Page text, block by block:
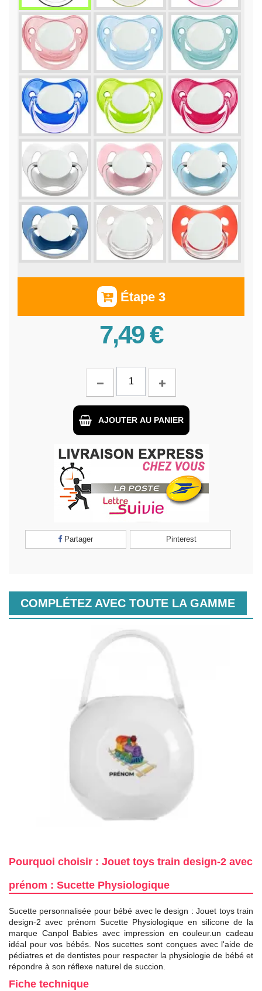
Étape 3
7,49 €
AJOUTER AU PANIER
Partager Pinterest
COMPLÉTEZ AVEC TOUTE LA GAMME
Pourquoi choisir : Jouet toys train design-2 avec
prénom : Sucette Physiologique
Sucette personnalisée pour bébé avec le design : Jouet toys train
design-2 avec prénom Sucette Physiologique en silicone de la
marque Canpol Babies avec impression en couleur.un cadeau
idéal pour vos bébés. Nos sucettes sont conçues avec l'aide de
pédiatres et de dentistes pour respecter la physiologie de bébé et
répondre à son réflexe naturel de succion.
Fiche technique